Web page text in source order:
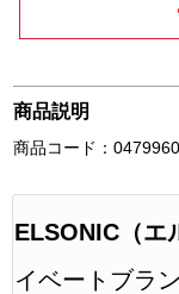
商品説明
商品コード：
ELSONIC（エ
イベートブラ